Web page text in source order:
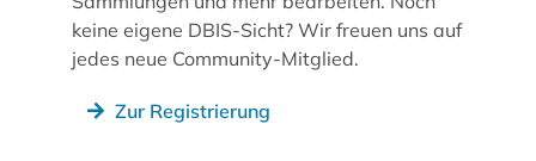
keine eigene DBIS-Sicht? Wir freuen uns auf
jedes neue Community-Mitglied.
Zur Registrierung